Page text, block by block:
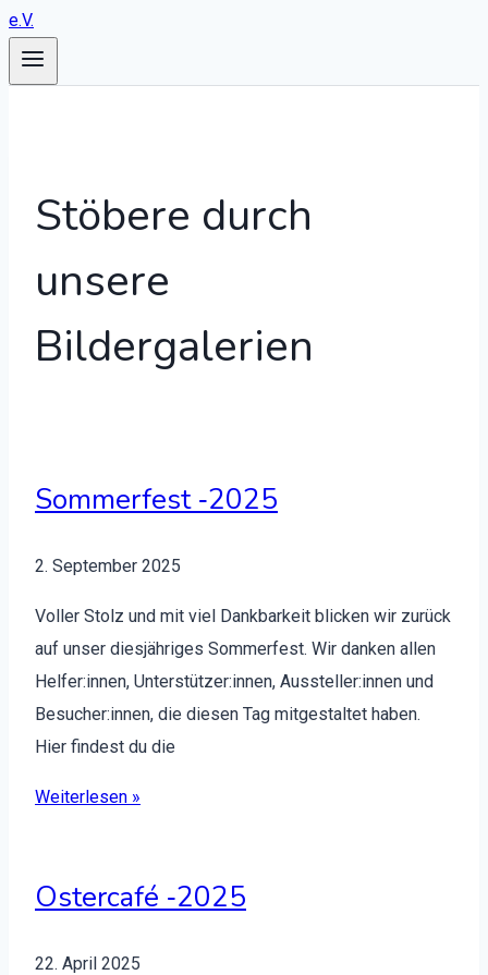
Stöbere durch
unsere
Bildergalerien
Sommerfest ‑2025
2. Sep­tem­ber 2025
Voller Stolz und mit viel Dankbarkeit blick­en wir zurück
auf unser diesjähriges Som­mer­fest. Wir danken allen
Helfer:innen, Unterstützer:innen, Aussteller:innen und
Besucher:innen, die diesen Tag mit­gestal­tet haben.
Hier find­est du die
Weit­er­lesen »
Ostercafé ‑2025
22. April 2025